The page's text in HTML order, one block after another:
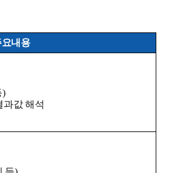
요내용
)
과값 해석